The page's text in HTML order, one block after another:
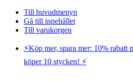
Till huvudmenyn
Gå till innehållet
Till varukorgen
⚡️Köp mer, spara mer: 10% rabatt
köper 10 stycken! ⚡️